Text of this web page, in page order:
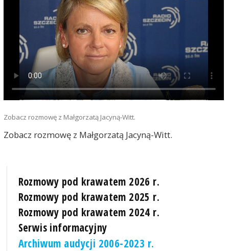
Zobacz rozmowę z Małgorzatą Jacyną-Witt.
Zobacz rozmowę z Małgorzatą Jacyną-Witt.
Rozmowy pod krawatem 2026 r.
Rozmowy pod krawatem 2025 r.
Rozmowy pod krawatem 2024 r.
Serwis informacyjny
Archiwum audycji 2006-2023 r.